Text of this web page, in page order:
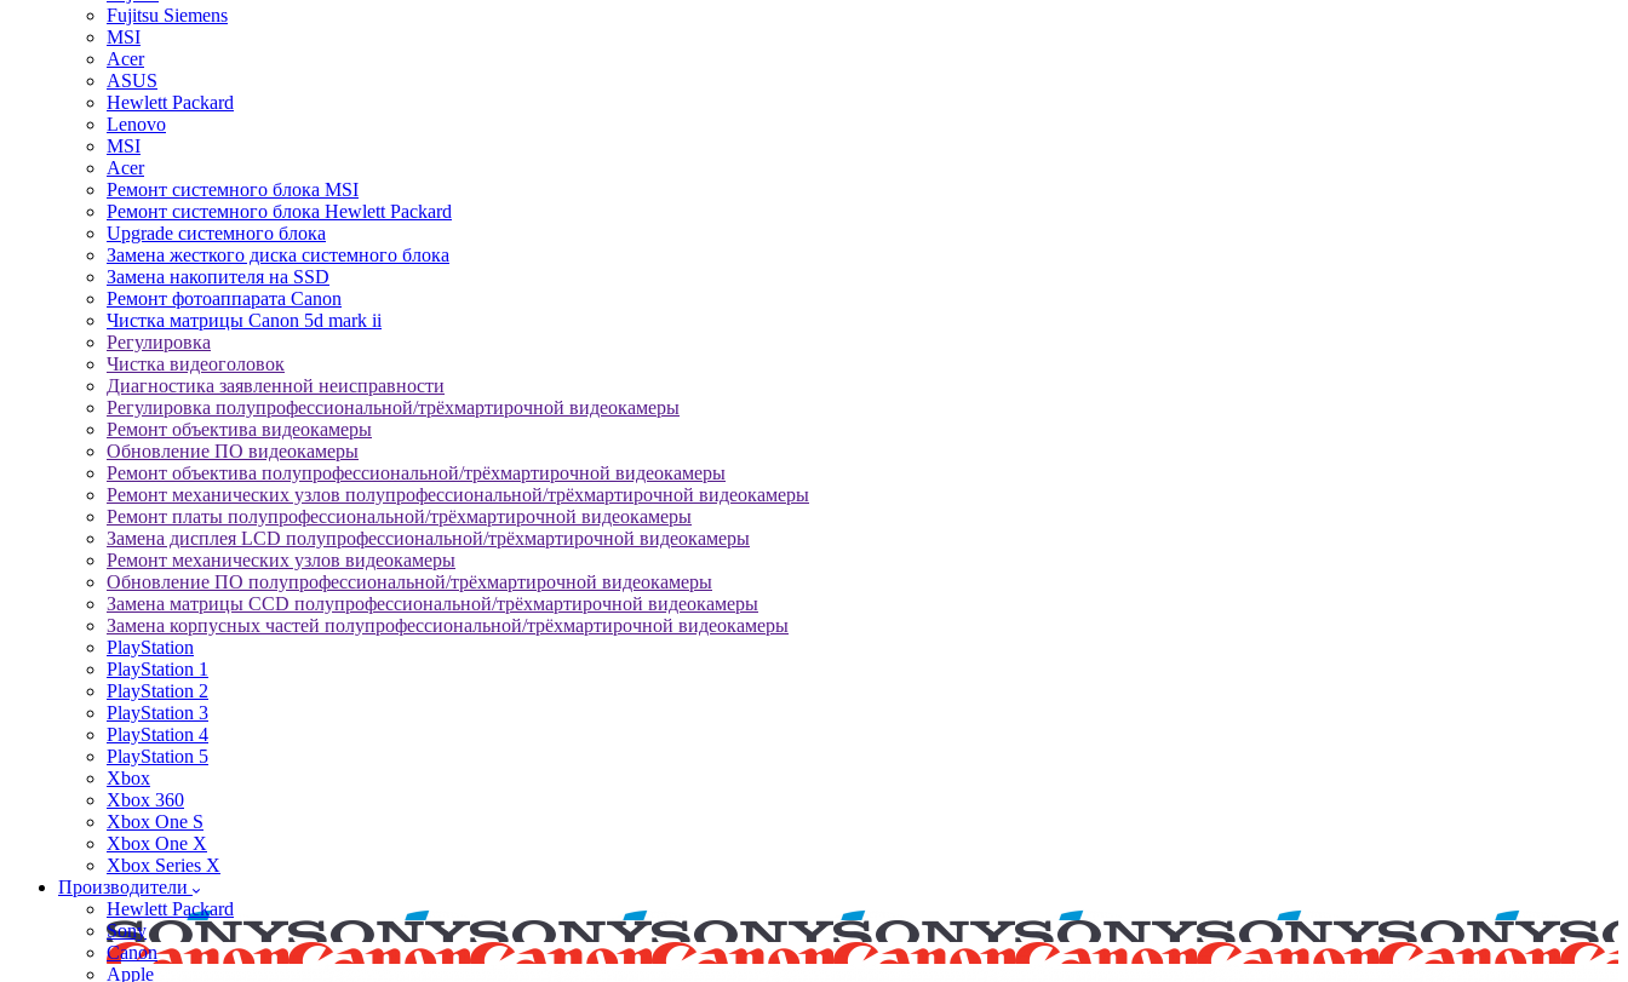
Fujitsu Siemens
MSI
Acer
ASUS
Hewlett Packard
Lenovo
MSI
Acer
Ремонт системного блока MSI
Ремонт системного блока Hewlett Packard
Upgrade системного блока
Замена жесткого диска системного блока
Замена накопителя на SSD
Ремонт фотоаппарата Canon
Чистка матрицы Canon 5d mark ii
Регулировка
Чистка видеоголовок
Диагностика заявленной неисправности
Регулировка полупрофессиональной/трёхмартирочной видеокамеры
Ремонт объектива видеокамеры
Обновление ПО видеокамеры
Ремонт объектива полупрофессиональной/трёхмартирочной видеокамеры
Ремонт механических узлов полупрофессиональной/трёхмартирочной видеокамеры
Ремонт платы полупрофессиональной/трёхмартирочной видеокамеры
Замена дисплея LCD полупрофессиональной/трёхмартирочной видеокамеры
Ремонт механических узлов видеокамеры
Обновление ПО полупрофессиональной/трёхмартирочной видеокамеры
Замена матрицы CCD полупрофессиональной/трёхмартирочной видеокамеры
Замена корпусных частей полупрофессиональной/трёхмартирочной видеокамеры
PlayStation
PlayStation 1
PlayStation 2
PlayStation 3
PlayStation 4
PlayStation 5
Xbox
Xbox 360
Xbox One S
Xbox One X
Xbox Series X
Производители
Hewlett Packard
Sony
Canon
Apple